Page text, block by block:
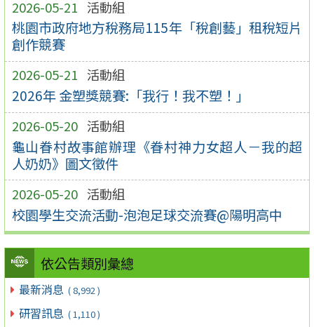
2026-05-21 活動組
桃園市政府地方稅務局115年「稅創藝」租稅短片
創作競賽
2026-05-21 活動組
2026年 金塑獎競賽:「我行！我不塑！」
2026-05-20 活動組
龜山眷村故事館辦理《眷村神力女超人－我的超
人奶奶》圖文徵件
2026-05-20 活動組
校園學生交流活動-泡泡足球交流賽@陽明高中
依公告類別彙總
最新消息 ( 8,992 )
研習訊息 ( 1,110 )